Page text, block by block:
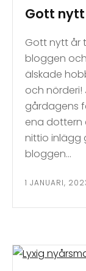
Gott nytt
Gott nytt år
bloggen
älskade
och
gårdagens
ena dottern
nittio inlägg
bloggen…
1 JANUARI,